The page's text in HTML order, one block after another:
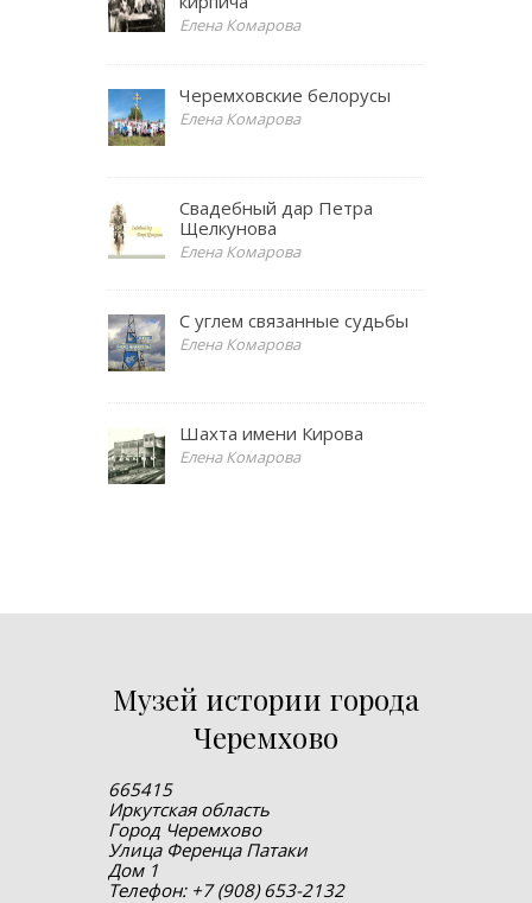
Елена Комарова
Черемховские белорусы
Елена Комарова
Свадебный дар Петра
Щелкунова
Елена Комарова
С углем связанные судьбы
Елена Комарова
Шахта имени Кирова
Елена Комарова
Музей истории города
Черемхово
665415
Иркутская область
Город Черемхово
Улица Ференца Патаки
Дом 1
Телефон: +7 (908) 653-2132